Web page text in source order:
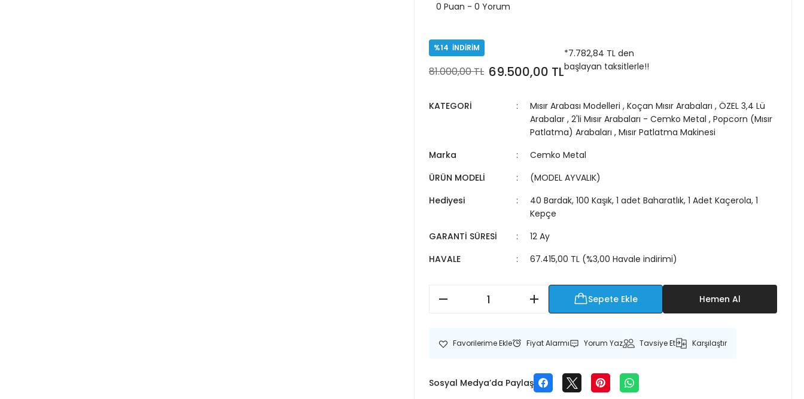
0 Puan - 0 Yorum
%14 İNDİRİM
81.000,00 TL 69.500,00 TL
*7.782,84 TL den
başlayan taksitlerle!!
KATEGORİ Mısır Arabası Modelleri , Koçan Mısır Arabaları , ÖZEL 3,4 Lü
Arabalar , 2'li Mısır Arabaları - Cemko Metal , Popcorn (Mısır
Patlatma) Arabaları , Mısır Patlatma Makinesi
Marka
Cemko Metal
ÜRÜN MODELİ
(MODEL AYVALIK)
Hediyesi
40 Bardak, 100 Kaşık, 1 adet Baharatlık, 1 Adet Kaçerola, 1
Kepçe
GARANTİ SÜRESİ
12 Ay
HAVALE
67.415,00 TL (%3,00 Havale indirimi)
Sepete Ekle Hemen Al
Fiyat Alarmı Yorum Yaz Tavsiye Et Karşılaştır
Sosyal Medya’da Paylaş